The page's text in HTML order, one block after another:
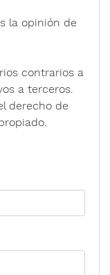
la opinión de
contrarios a
a terceros.
derecho de